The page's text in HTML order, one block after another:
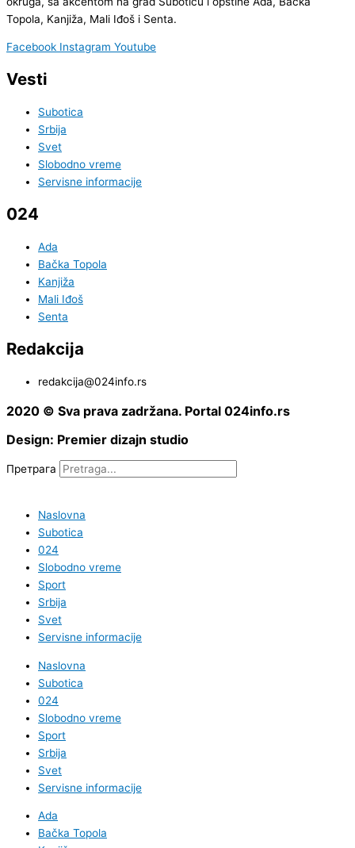
Topola, Kanjiža, Mali Iđoš i Senta.
Facebook Instagram Youtube
Vesti
Subotica
Srbija
Svet
Slobodno vreme
Servisne informacije
024
Ada
Bačka Topola
Kanjiža
Mali Iđoš
Senta
Redakcija
redakcija@024info.rs
2020 © Sva prava zadržana. Portal 024info.rs
Design: Premier dizajn studio
Претрага
Naslovna
Subotica
024
Slobodno vreme
Sport
Srbija
Svet
Servisne informacije
Naslovna
Subotica
024
Slobodno vreme
Sport
Srbija
Svet
Servisne informacije
Ada
Bačka Topola